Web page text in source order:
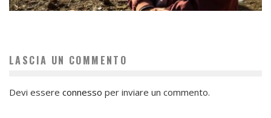
LASCIA UN COMMENTO
Devi essere connesso per inviare un commento.